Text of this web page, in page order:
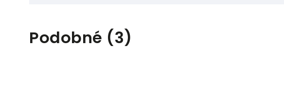
Podobné (3)